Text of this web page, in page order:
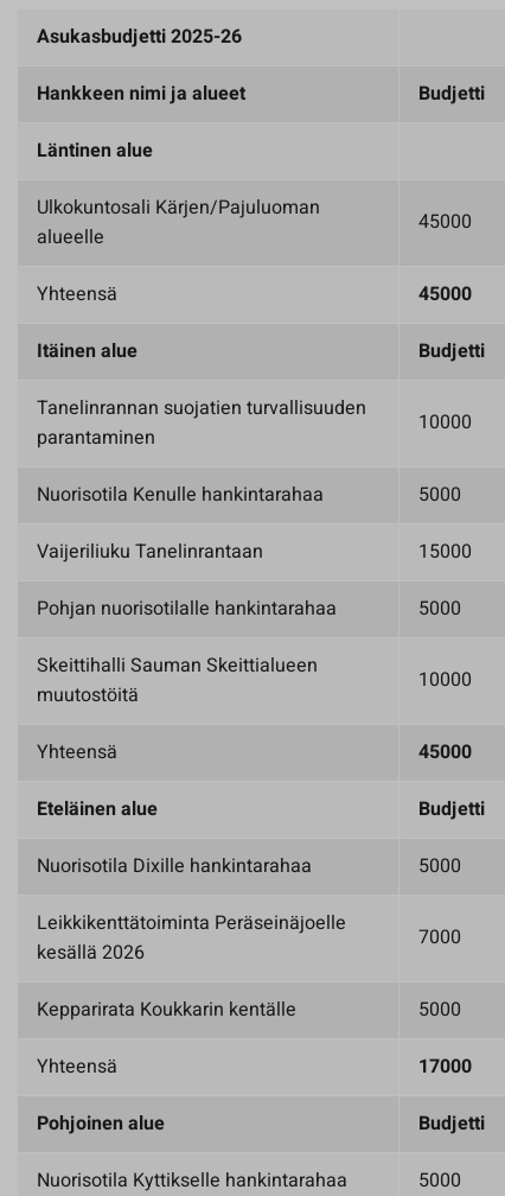
Asukasbudjetti 2025-26
Hankkeen nimi ja alueet
Budjetti
Läntinen alue
Ulkokuntosali Kärjen/Pajuluoman
alueelle
45000
Yhteensä
45000
Itäinen alue
Budjetti
Tanelinrannan suojatien turvallisuuden
parantaminen
10000
Nuorisotila Kenulle hankintarahaa
5000
Vaijeriliuku Tanelinrantaan
15000
Pohjan nuorisotilalle hankintarahaa
5000
Skeittihalli Sauman Skeittialueen
muutostöitä
10000
Yhteensä
45000
Eteläinen alue
Budjetti
Nuorisotila Dixille hankintarahaa
5000
Leikkikenttätoiminta Peräseinäjoelle
kesällä 2026
7000
Kepparirata Koukkarin kentälle
5000
Yhteensä
17000
Pohjoinen alue
Budjetti
Nuorisotila Kyttikselle hankintarahaa
5000